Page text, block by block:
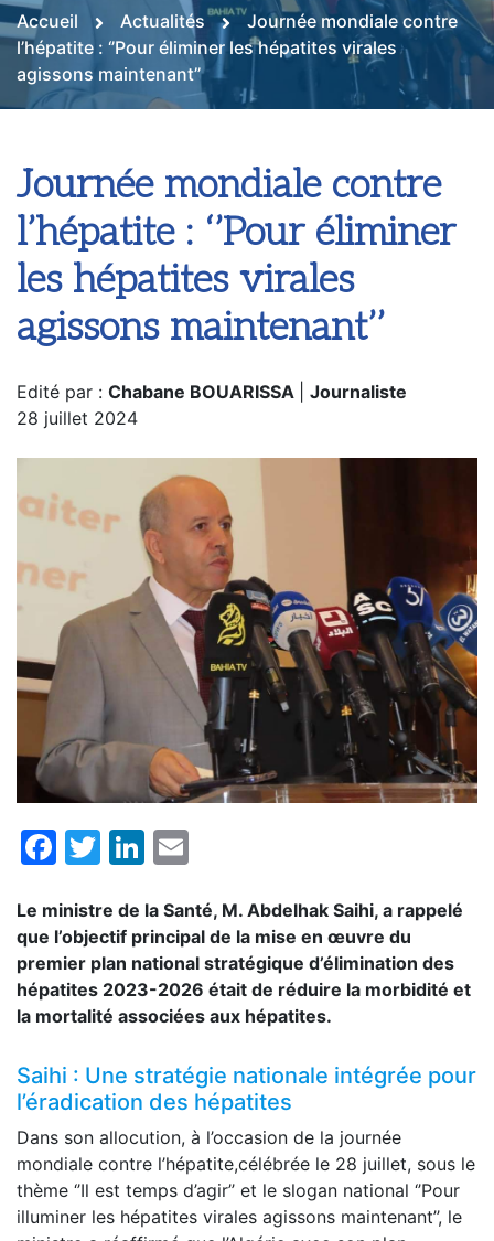
Accueil Actualités
Journée mondiale contre
l’hépatite : ‘’Pour éliminer les hépatites virales
agissons maintenant’’
Journée mondiale contre
l’hépatite : ‘’Pour éliminer
les hépatites virales
agissons maintenant’’
Edité par : Chabane BOUARISSA
Journaliste
28 juillet 2024
Facebook
TwitterLinkedIn
Le ministre de la Santé, M. Abdelhak Saihi, a rappelé
que l’objectif principal de la mise en œuvre du
premier plan national stratégique d’élimination des
hépatites 2023-2026 était de réduire la morbidité et
la mortalité associées aux hépatites.
Saihi : Une stratégie nationale intégrée pour
l’éradication des hépatites
Dans son allocution, à l’occasion de la journée
mondiale contre l’hépatite,célébrée le 28 juillet, sous le
thème ‘’Il est temps d’agir’’ et le slogan national ‘’Pour
illuminer les hépatites virales agissons maintenant’’, le